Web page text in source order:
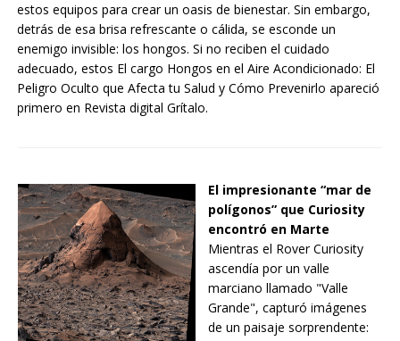
estos equipos para crear un oasis de bienestar. Sin embargo,
detrás de esa brisa refrescante o cálida, se esconde un
enemigo invisible: los hongos. Si no reciben el cuidado
adecuado, estos El cargo Hongos en el Aire Acondicionado: El
Peligro Oculto que Afecta tu Salud y Cómo Prevenirlo apareció
primero en Revista digital Grítalo.
El impresionante “mar de
polígonos” que Curiosity
encontró en Marte
Mientras el Rover Curiosity
ascendía por un valle
marciano llamado "Valle
Grande", capturó imágenes
de un paisaje sorprendente: